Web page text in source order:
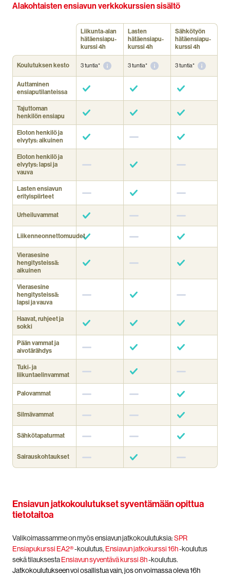
Alakohtaisten ensiavun verkkokurssien sisältö
Liikunta-alan
hätäensiapu­
kurssi 4h
Lasten
hätäensiapu­
kurssi 4h
Sähkötyön
hätäensiapu­
kurssi 4h
Koulutuksen kesto 3 tuntia* 3 tuntia* 3 tuntia*
Auttaminen
ensiaputilanteissa
Tajuttoman
henkilön ensiapu
Eloton henkilö ja
elvytys: aikuinen
Eloton henkilö ja
elvytys: lapsi ja
vauva
Lasten ensiavun
erityispiirteet
Urheiluvammat
Liikenneonnettomuudet
Vierasesine
hengitysteissä:
aikuinen
Vierasesine
hengitysteissä:
lapsi ja vauva
Haavat, ruhjeet ja
sokki
Pään vammat ja
aivotärähdys
Tuki- ja
liikuntaelinvammat
Palovammat
Silmävammat
Sähkötapaturmat
Sairauskohtaukset
Ensiavun jatkokoulutukset syventämään opittua
tietotaitoa
Valikoimassamme on myös ensiavun jatkokoulutuksia:SPR
Ensiapukurssi EA2®-koulutus, Ensiavun jatkokurssi 16h-koulutus
sekä tilauksestaEnsiavun syventävä kurssi 8h-koulutus.
Jatkokoulutukseen voi osallistua vain, jos on voimassa oleva 16h